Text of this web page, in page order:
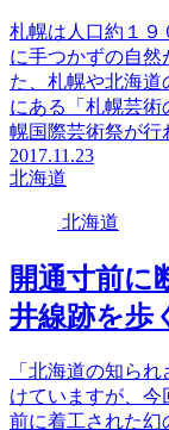
札幌は人口約１９
に手つかずの自然
た、札幌や北海
にある「札幌芸
幌国際芸術祭が行
2017.11.23
北海道
北海道
開通寸前に
井線跡を歩
「北海道の知ら
けていますが、
前に着工された幻